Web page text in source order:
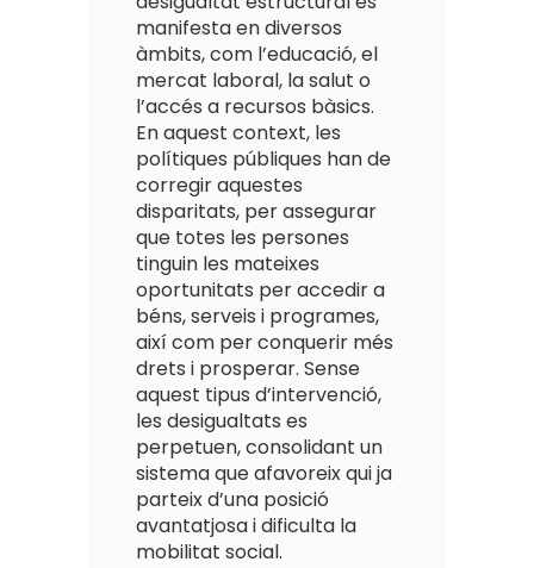
manifesta en diversos
àmbits, com l’educació, el
mercat laboral, la salut o
l’accés a recursos bàsics.
En aquest context, les
polítiques públiques han de
corregir aquestes
disparitats, per assegurar
que totes les persones
tinguin les mateixes
oportunitats per accedir a
béns, serveis i programes,
així com per conquerir més
drets i prosperar. Sense
aquest tipus d’intervenció,
les desigualtats es
perpetuen, consolidant un
sistema que afavoreix qui ja
parteix d’una posició
avantatjosa i dificulta la
mobilitat social.